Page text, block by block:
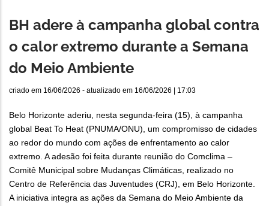
BH adere à campanha global contra
o calor extremo durante a Semana
do Meio Ambiente
criado em 16/06/2026 - atualizado em 16/06/2026 | 17:03
Belo Horizonte aderiu, nesta segunda-feira (15), à campanha
global Beat To Heat (PNUMA/ONU), um compromisso de cidades
ao redor do mundo com ações de enfrentamento ao calor
extremo. A adesão foi feita durante reunião do Comclima –
Comitê Municipal sobre Mudanças Climáticas, realizado no
Centro de Referência das Juventudes (CRJ), em Belo Horizonte.
A iniciativa integra as ações da Semana do Meio Ambiente da